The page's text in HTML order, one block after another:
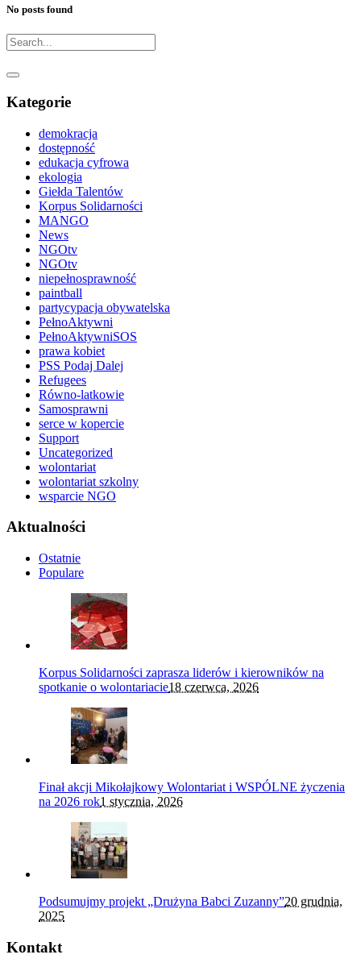
No posts found
Kategorie
demokracja
dostępność
edukacja cyfrowa
ekologia
Giełda Talentów
Korpus Solidarności
MANGO
News
NGOtv
NGOtv
niepełnosprawność
paintball
partycypacja obywatelska
PełnoAktywni
PełnoAktywniSOS
prawa kobiet
PSS Podaj Dalej
Refugees
Równo-latkowie
Samosprawni
serce w kopercie
Support
Uncategorized
wolontariat
wolontariat szkolny
wsparcie NGO
Aktualności
Ostatnie
Populare
Korpus Solidarności zaprasza liderów i kierowników na
spotkanie o wolontariacie18 czerwca, 2026
Finał akcji Mikołajkowy Wolontariat i WSPÓLNE życzenia
na 2026 rok1 stycznia, 2026
Podsumujmy projekt „Drużyna Babci Zuzanny”20 grudnia,
2025
Kontakt